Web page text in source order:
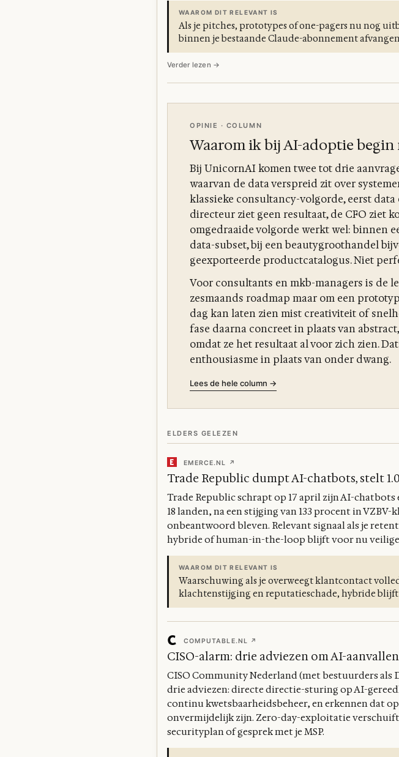
WAAROM DIT RELEVANT IS
Als je pitches, prototypes of one-pagers nu nog
binnen je bestaande Claude-abonnement
Verder lezen →
OPINIE · COLUMN
Waarom ik bij AI-adoptie
Bij UnicornAI komen twee tot drie
waarvan de data verspreid zit over
klassieke consultancy-volgorde, eerst
directeur ziet geen resultaat, de CFO ziet
omgedraaide volgorde werkt wel: binnen
data-subset, bij een beautygroothandel
geexporteerde productcatalogus. Niet
Voor consultants en mkb-managers is de
zesmaands roadmap maar om een
dag kan laten zien mist creativiteit of
fase daarna concreet in plaats van
omdat ze het resultaat al voor zich zien.
enthousiasme in plaats van onder dwang.
Lees de hele column →
ELDERS GELEZEN
EMERCE.NL ↗
Trade Republic dumpt AI-chatbots, stelt
Trade Republic schrapt op 17 april zijn AI-
18 landen, na een stijging van 133 procent in
onbeantwoord bleven. Relevant signaal als je
hybride of human-in-the-loop blijft voor nu
WAAROM DIT RELEVANT IS
Waarschuwing als je overweegt klantcontact
klachtenstijging en reputatieschade, hybride blijft
COMPUTABLE.NL ↗
CISO-alarm: drie adviezen om AI-
CISO Community Nederland (met bestuurders
drie adviezen: directe directie-sturing op AI-
continu kwetsbaarheidsbeheer, en erkennen dat
onvermijdelijk zijn. Zero-day-exploitatie verschuift
securityplan of gesprek met je MSP.